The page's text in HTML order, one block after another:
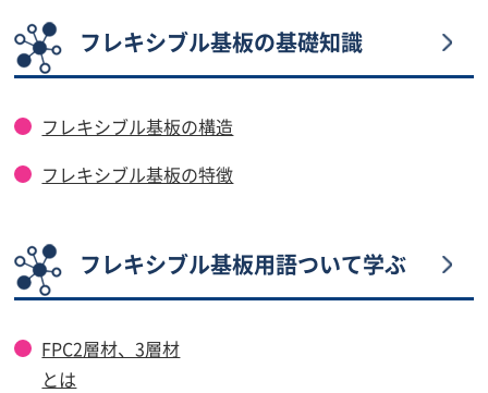
フレキシブル基板の基礎知識
フレキシブル基板の構造
フレキシブル基板の特徴
フレキシブル基板用語ついて学ぶ
FPC2層材、3層材
とは